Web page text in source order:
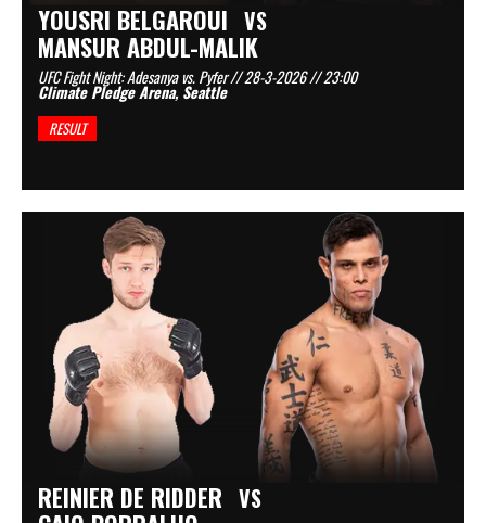
YOUSRI BELGAROUI VS
MANSUR ABDUL-MALIK
UFC Fight Night: Adesanya vs. Pyfer // 28-3-2026 // 23:00
Climate Pledge Arena, Seattle
RESULT
REINIER DE RIDDER VS